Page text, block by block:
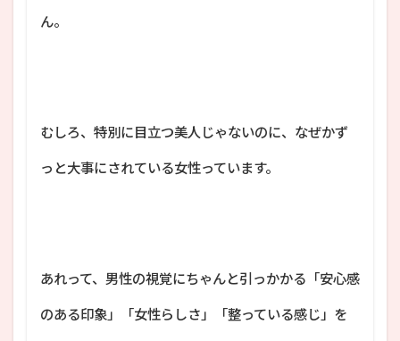
ん。
むしろ、特別に目立つ美人じゃないのに、なぜかず
っと大事にされている女性っています。
あれって、男性の視覚にちゃんと引っかかる「安心感
のある印象」「女性らしさ」「整っている感じ」を